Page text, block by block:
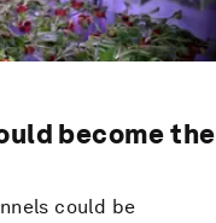
become the
could be